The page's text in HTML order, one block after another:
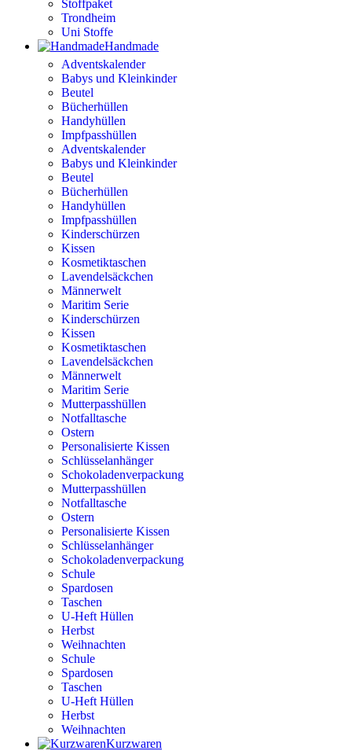
Stoffpaket
Trondheim
Uni Stoffe
Handmade
Adventskalender
Babys und Kleinkinder
Beutel
Bücherhüllen
Handyhüllen
Impfpasshüllen
Adventskalender
Babys und Kleinkinder
Beutel
Bücherhüllen
Handyhüllen
Impfpasshüllen
Kinderschürzen
Kissen
Kosmetiktaschen
Lavendelsäckchen
Männerwelt
Maritim Serie
Kinderschürzen
Kissen
Kosmetiktaschen
Lavendelsäckchen
Männerwelt
Maritim Serie
Mutterpasshüllen
Notfalltasche
Ostern
Personalisierte Kissen
Schlüsselanhänger
Schokoladenverpackung
Mutterpasshüllen
Notfalltasche
Ostern
Personalisierte Kissen
Schlüsselanhänger
Schokoladenverpackung
Schule
Spardosen
Taschen
U-Heft Hüllen
Herbst
Weihnachten
Schule
Spardosen
Taschen
U-Heft Hüllen
Herbst
Weihnachten
Kurzwaren